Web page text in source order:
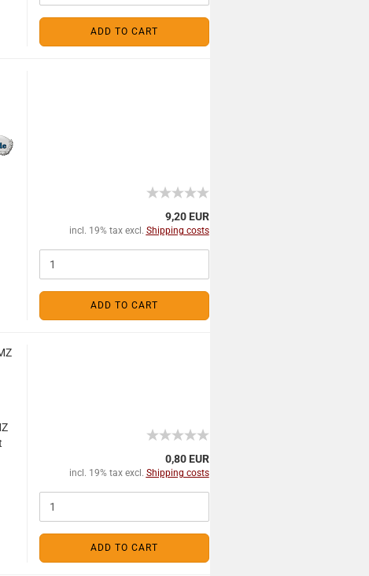
ADD TO CART
9,20 EUR
incl. 19% tax excl. Shipping costs
ADD TO CART
0,80 EUR
incl. 19% tax excl. Shipping costs
ADD TO CART